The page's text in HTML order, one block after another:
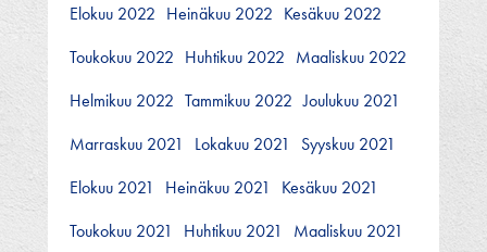
Elokuu 2022 Heinäkuu 2022 Kesäkuu 2022
Toukokuu 2022 Huhtikuu 2022 Maaliskuu 2022
Helmikuu 2022 Tammikuu 2022 Joulukuu 2021
Marraskuu 2021
Lokakuu 2021
Syyskuu 2021
Elokuu 2021
Heinäkuu 2021
Kesäkuu 2021
Toukokuu 2021
Huhtikuu 2021
Maaliskuu 2021